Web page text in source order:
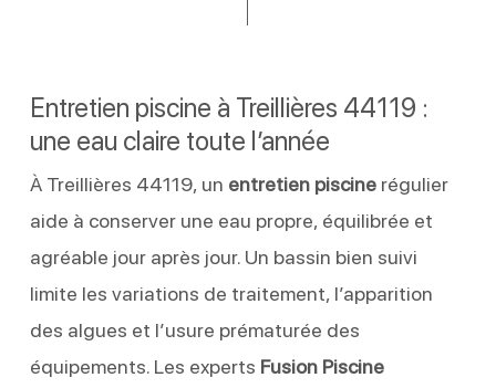
Entretien piscine à Treillières 44119 :
une eau claire toute l’année
À Treillières 44119, un entretien piscinerégulier
aide à conserver une eau propre, équilibrée et
agréable jour après jour. Un bassin bien suivi
limite les variations de traitement, l’apparition
des algues et l’usure prématurée des
équipements. Les experts Fusion Piscine